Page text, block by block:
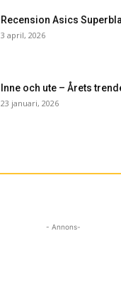
Recension Asics
3 april, 2026
Inne och ute – Årets
23 januari, 2026
- Annons-